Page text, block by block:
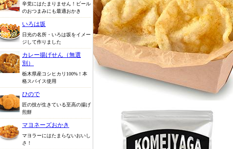
辛党にはたまりません！ビール
のおつまみにも最適おかき
いろは坂
日光の名所・いろは坂をイメー
ジして作りました
カレー揚げせん（無選
別）
栃木県産コシヒカリ100%！本
格スパイス使用
ひので
匠の技が生きている至高の揚げ
煎餅
マヨネーズおかき
マヨラーにはたまらないおいし
さ！